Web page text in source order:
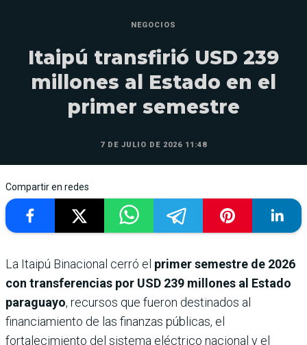
NEGOCIOS
Itaipú transfirió USD 239
millones al Estado en el
primer semestre
7 DE JULIO DE 2026 11:48
Compartir en redes
La Itaipú Binacional cerró el primer semestre de 2026
con transferencias por USD 239 millones al Estado
paraguayo, recursos que fueron destinados al
financiamiento de las finanzas públicas, el
fortalecimiento del sistema eléctrico nacional y el